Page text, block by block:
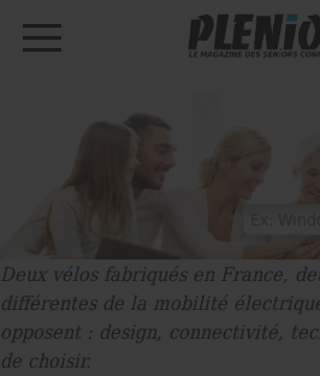
Deux vélos fabriqués en France,
différentes de la mobilité
opposent : design, connectivité,
de choisir.